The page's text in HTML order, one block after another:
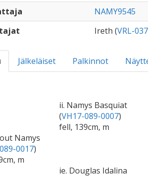
NAMY9545
Ireth (VRL-
Jälkeläiset Palkinnot
Namys
0017)
m
ii. Namys Basquiat
(VH17-089-0007)
fell, 139cm, m
ie. Douglas Idalina